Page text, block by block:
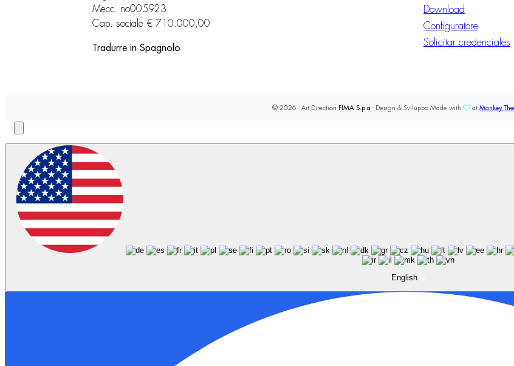
Mecc. no005923
Cap. sociale € 710.000,00
Tradurre in Spagnolo
Download
Configuratore
Solicitar credenciales
© 2026 - Art Direction FIMA S.p.a - Design & Sviluppo Made with at Monkey
English